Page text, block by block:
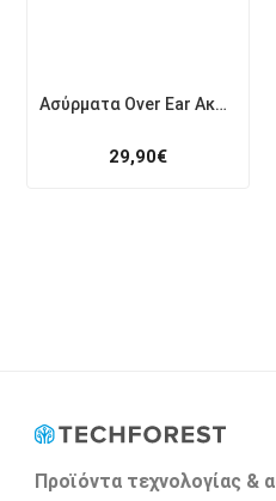
Ασύρματα Over Ear Ακουστικά QCY H3 Lite (Λευκό)
29,90€
Προϊόντα τεχνολογίας &